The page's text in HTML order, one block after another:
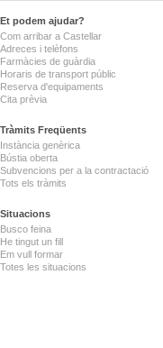
Et podem ajudar?
Com arribar a Castellar
Adreces i telèfons
Farmàcies de guàrdia
Horaris de transport públic
Reserva d'equipaments
Cita prèvia
Tràmits Freqüents
Instància genèrica
Bústia oberta
Subvencions per a la contractació
Tots els tràmits
Situacions
Busco feina
He tingut un fill
Em vull formar
Totes les situacions